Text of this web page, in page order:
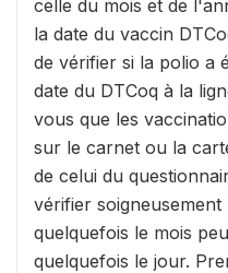
celle du mois et de
la date du vaccin
de vérifier si la polio a
date du DTCoq à la
vous que les
sur le carnet ou la
de celui du
vérifier
quelquefois le mois
quelquefois le jour.